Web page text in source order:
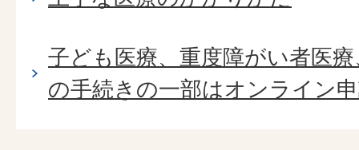
子ども医療、重度障がい者医
の手続きの一部はオンライン